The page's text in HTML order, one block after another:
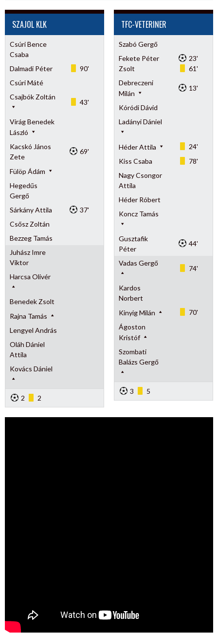
SZAJOL KLK
Csúri Bence
Csaba
Dalmadi Péter
90'
Csúri Máté
Csajbók Zoltán
43'
Virág Benedek
László
Kacskó János
Zete
69'
Fülöp Ádám
Hegedűs
Gergő
Sárkány Attila
37'
Csősz Zoltán
Bezzeg Tamás
Juhász Imre
Viktor
Harcsa Olivér
Benedek Zsolt
Rajna Tamás
Lengyel András
Oláh Dániel
Attila
Kovács Dániel
2 2
TFC-VETERINER
Szabó Gergő
Fekete Péter
Zsolt
23'
61'
Debreczeni
Milán
13'
Kóródi Dávid
Ladányi Dániel
Héder Attila
24'
Kiss Csaba
78'
Nagy Csongor
Attila
Héder Róbert
Koncz Tamás
Gusztafik
Péter
44'
Vadas Gergő
74'
Kardos
Norbert
Kinyig Milán
70'
Ágoston
Kristóf
Szombati
Balázs Gergő
3 5